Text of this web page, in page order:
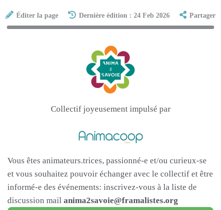
Éditer la page Dernière édition : 24 Feb 2026 Partager
Collectif joyeusement impulsé par
Vous êtes animateurs.trices, passionné-e et/ou curieux-se
et vous souhaitez pouvoir échanger avec le collectif et être
informé-e des événements: inscrivez-vous à la liste de
discussion mail anima2savoie@framalistes.org